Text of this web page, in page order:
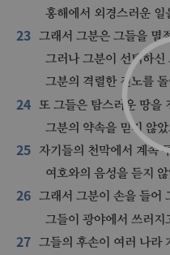
홍해에서 외경스러운 일
23 그래서 그분은 그들을 멸
그러나 그분이 선택하신
그분의 격렬한 진노를
24 또 그들은 탐스러운 땅을
그분의 약속을 믿지 않
25 자기들의 천막에서 계속
여호와의 음성을 듣지
26 그래서 그분이 손을 들어
그들이 광야에서 쓰러지
27 그들의 후손이 여러 나라